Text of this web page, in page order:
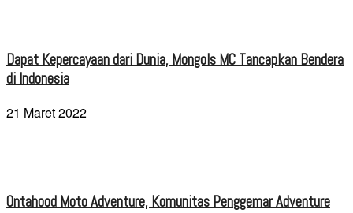
Dapat Kepercayaan dari Dunia, Mongols MC Tancapkan Bendera
di Indonesia
21 Maret 2022
Ontahood Moto Adventure, Komunitas Penggemar Adventure